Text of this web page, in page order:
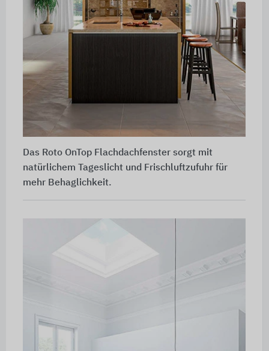
Das Roto OnTop Flachdachfenster sorgt mit
natürlichem Tageslicht und Frischluftzufuhr für
mehr Behaglichkeit.